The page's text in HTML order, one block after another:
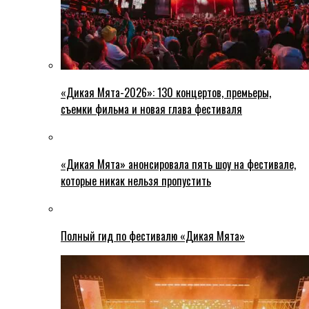
«Дикая Мята-2026»: 130 концертов, премьеры,
съемки фильма и новая глава фестиваля
«Дикая Мята» анонсировала пять шоу на фестивале,
которые никак нельзя пропустить
Полный гид по фестивалю «Дикая Мята»